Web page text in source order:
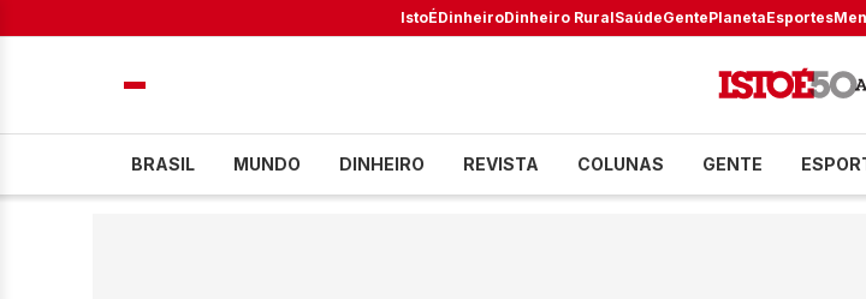
IstoÉDinheiroDinheiro RuralSaúdeGentePlanetaEsportes
BRASIL MUNDO DINHEIRO REVISTA COLUNAS GENTE